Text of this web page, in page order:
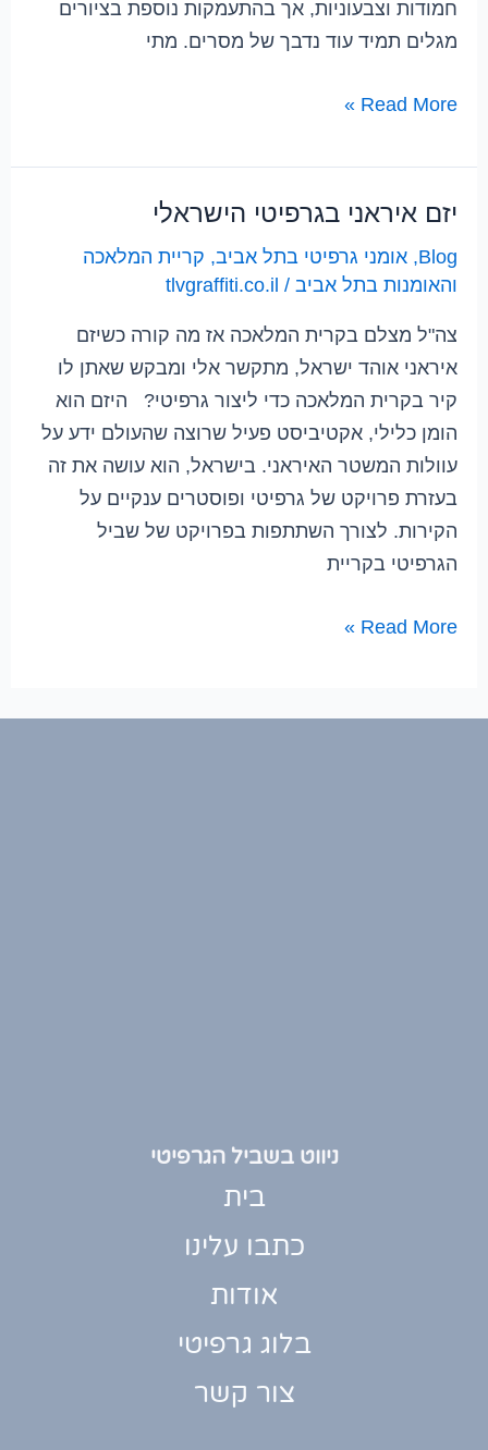
חמודות וצבעוניות, אך בהתעמקות נוספת בציורים
מגלים תמיד עוד נדבך של מסרים. מתי
Read More »
יזם איראני בגרפיטי הישראלי
Blog
,אומני גרפיטי בתל אביב, קריית המלאכה
והאומנות בתל אביב /
tlvgraffiti.co.il
צה"ל מצלם בקרית המלאכה אז מה קורה כשיזם
איראני אוהד ישראל, מתקשר אלי ומבקש שאתן לו
קיר בקרית המלאכה כדי ליצור גרפיטי? היזם הוא
הומן כלילי, אקטיביסט פעיל שרוצה שהעולם ידע על
עוולות המשטר האיראני. בישראל, הוא עושה את זה
בעזרת פרויקט של גרפיטי ופוסטרים ענקיים על
הקירות. לצורך השתתפות בפרויקט של שביל
הגרפיטי בקריית
יזם
איראני
בגרפיטי
Read More »
ניווט בשביל הגרפיטי
בית
כתבו עלינו
אודות
בלוג גרפיטי
צור קשר